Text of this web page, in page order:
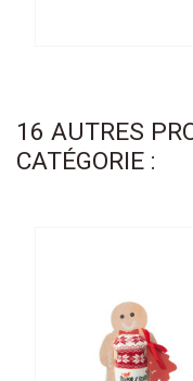
16 AUTRES
CATÉGORIE :